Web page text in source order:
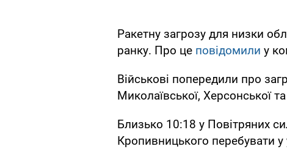
Ракетну загрозу для низки
ранку. Про це повідомили у
Військові попередили про
Миколаївської, Херсонської
Близько 10:18 у Повітряних
Кропивницького перебувати у